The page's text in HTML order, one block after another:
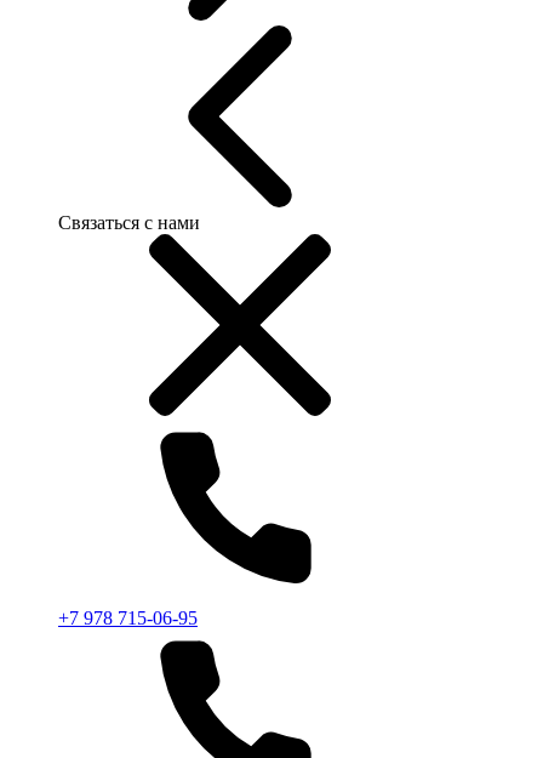
Связаться с нами
+7 978 715-06-95